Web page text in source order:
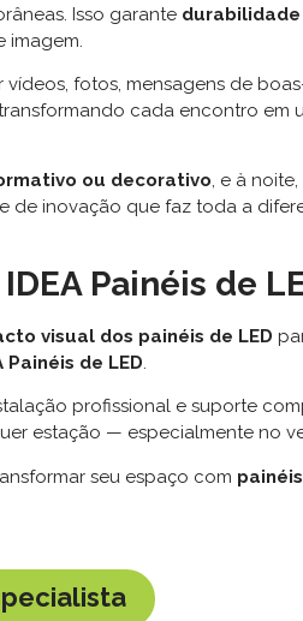
Isso garante durabilidade
imagem.
vídeos, fotos, mensagens de
cada encontro em
ou decorativo, e à noite,
de inovação que faz toda a
Painéis de
visual dos painéis de LED
Painéis de LED.
profissional e suporte
estação — especialmente no
seu espaço com